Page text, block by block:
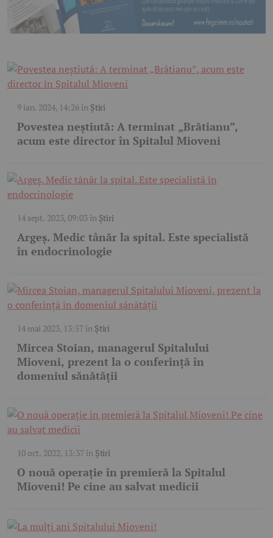
9 ian. 2024, 14:26în Știri
Povestea neștiută: A terminat „Brătianu”,
acum este director în Spitalul Mioveni
14 sept. 2023, 09:03în Știri
Argeș. Medic tânăr la spital. Este specialistă
în endocrinologie
14 mai 2023, 13:57în Știri
Mircea Stoian, managerul Spitalului
Mioveni, prezent la o conferință în
domeniul sănătății
10 oct. 2022, 13:37în Știri
O nouă operație în premieră la Spitalul
Mioveni! Pe cine au salvat medicii